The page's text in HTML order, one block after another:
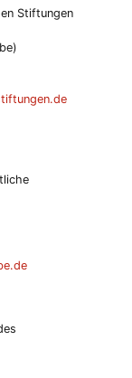
Stiftungen